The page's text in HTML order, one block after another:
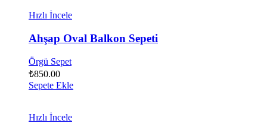
Hızlı İncele
Ahşap Oval Balkon Sepeti
Örgü Sepet
₺850.00
Sepete Ekle
Hızlı İncele